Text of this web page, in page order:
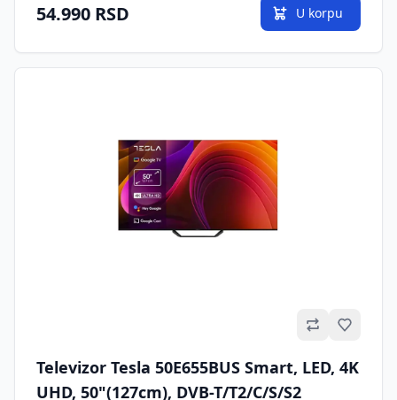
54.990 RSD U korpu
Televizor Tesla 50E655BUS Smart, LED, 4K
UHD, 50"(127cm), DVB-T/T2/C/S/S2